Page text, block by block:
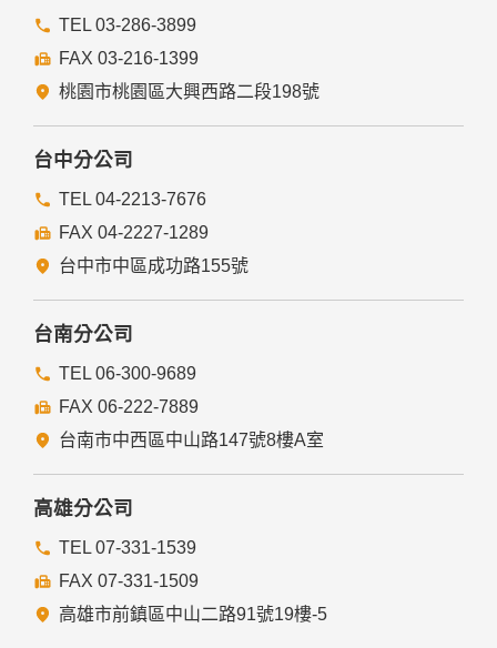
TEL 03-286-3899
FAX 03-216-1399
桃園市桃園區大興西路二段198號
台中分公司
TEL 04-2213-7676
FAX 04-2227-1289
台中市中區成功路155號
台南分公司
TEL 06-300-9689
FAX 06-222-7889
台南市中西區中山路147號8樓A室
高雄分公司
TEL 07-331-1539
FAX 07-331-1509
高雄市前鎮區中山二路91號19樓-5